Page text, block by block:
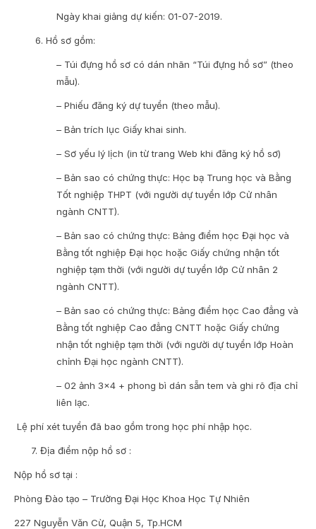
Ngày khai giảng dự kiến: 01-07-2019.
6. Hồ sơ gồm:
– Túi đựng hồ sơ có dán nhãn “Túi đựng hồ sơ” (theo
mẫu).
– Phiếu đăng ký dự tuyển (theo mẫu).
– Bản trích lục Giấy khai sinh.
– Sơ yếu lý lịch (in từ trang Web khi đăng ký hồ sơ)
– Bản sao có chứng thực: Học bạ Trung học và Bằng
Tốt nghiệp THPT (với người dự tuyển lớp Cử nhân
ngành CNTT).
– Bản sao có chứng thực: Bảng điểm học Đại học và
Bằng tốt nghiệp Đại học hoặc Giấy chứng nhận tốt
nghiệp tạm thời (với người dự tuyển lớp Cử nhân 2
ngành CNTT).
– Bản sao có chứng thực: Bảng điểm học Cao đẳng và
Bằng tốt nghiệp Cao đẳng CNTT hoặc Giấy chứng
nhận tốt nghiệp tạm thời (với người dự tuyển lớp Hoàn
chỉnh Đại học ngành CNTT).
– 02 ảnh 3×4 + phong bì dán sẵn tem và ghi rõ địa chỉ
liên lạc.
Lệ phí xét tuyển đã bao gồm trong học phí nhập học.
7. Địa điểm nộp hồ sơ :
Nộp hồ sơ tại :
Phòng Đào tạo – Trường Đại Học Khoa Học Tự Nhiên
227 Nguyễn Văn Cừ, Quận 5, Tp.HCM